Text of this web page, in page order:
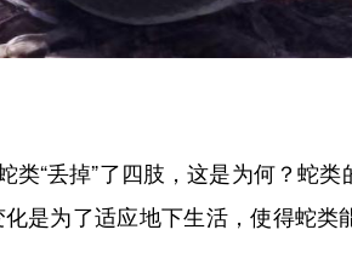
“丢掉”了四肢，这是为何？蛇类
是为了适应地下生活，使得蛇类